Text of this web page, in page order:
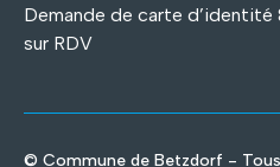
Demande de carte
sur RDV
© Commune de Betzdorf -